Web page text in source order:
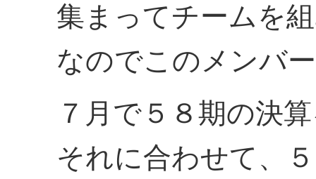
集まってチームを
なのでこのメンバ
７月で５８期の決
それに合わせて、